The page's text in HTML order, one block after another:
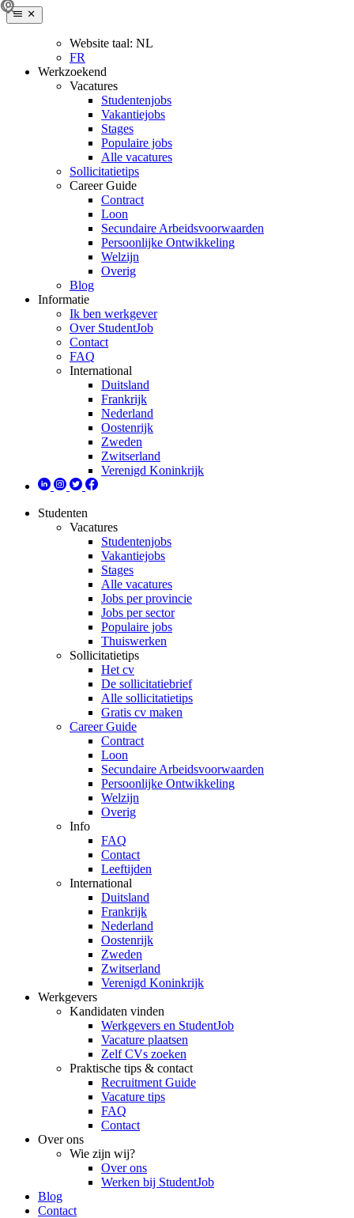
Website taal: NL
FR
Werkzoekend
Vacatures
Studentenjobs
Vakantiejobs
Stages
Populaire jobs
Alle vacatures
Sollicitatietips
Career Guide
Contract
Loon
Secundaire Arbeidsvoorwaarden
Persoonlijke Ontwikkeling
Welzijn
Overig
Blog
Informatie
Ik ben werkgever
Over StudentJob
Contact
FAQ
International
Duitsland
Frankrijk
Nederland
Oostenrijk
Zweden
Zwitserland
Verenigd Koninkrijk
Studenten
Vacatures
Studentenjobs
Vakantiejobs
Stages
Alle vacatures
Jobs per provincie
Jobs per sector
Populaire jobs
Thuiswerken
Sollicitatietips
Het cv
De sollicitatiebrief
Alle sollicitatietips
Gratis cv maken
Career Guide
Contract
Loon
Secundaire Arbeidsvoorwaarden
Persoonlijke Ontwikkeling
Welzijn
Overig
Info
FAQ
Contact
Leeftijden
International
Duitsland
Frankrijk
Nederland
Oostenrijk
Zweden
Zwitserland
Verenigd Koninkrijk
Werkgevers
Kandidaten vinden
Werkgevers en StudentJob
Vacature plaatsen
Zelf CVs zoeken
Praktische tips & contact
Recruitment Guide
Vacature tips
FAQ
Contact
Over ons
Wie zijn wij?
Over ons
Werken bij StudentJob
Blog
Contact